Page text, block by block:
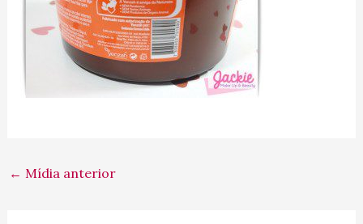
← Mídia anterior